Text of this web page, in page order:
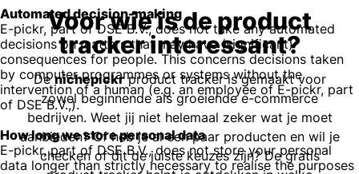
Voor wie is de product
tracker interessant?
Denichepickrproduct tracker is gemaakt voor
zowel beginnende als groeiende e-commerce
bedrijven. Weet jij niet helemaal zeker wat je moet
aanbieden? Of heb je al een paar producten en wil je
checken of dit de juiste keuzes zijn? De gratis
Automated decision-making
E-pickr, part of DSE B.V., does not take any automated
decisions on matters that may have (significant)
consequences for people. This concerns decisions taken
by computer programmes or systems without the
intervention of a human (e.g. an employee of E-pickr, part
of DSE B.V.,).
How long we store personal data
E-pickr, part of DSE B.V., does not store your personal
data longer than strictly necessary to realise the purposes